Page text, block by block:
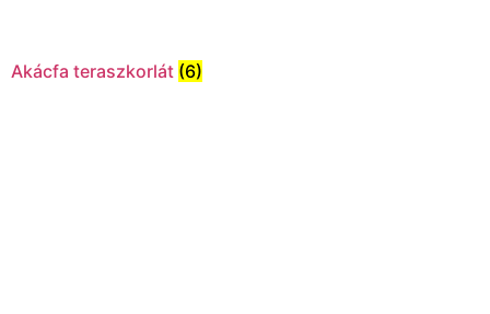
Akácfa teraszkorlát (6)